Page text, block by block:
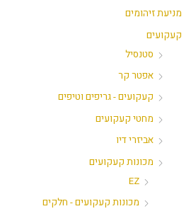
מניעת זיהומים
קעקועים
סטנסיל
אפטר קר
קעקועים - גריפים וטיפים
מחטי קעקועים
אביזרי דיו
מכונות קעקועים
EZ
מכונות קעקועים - חלקים